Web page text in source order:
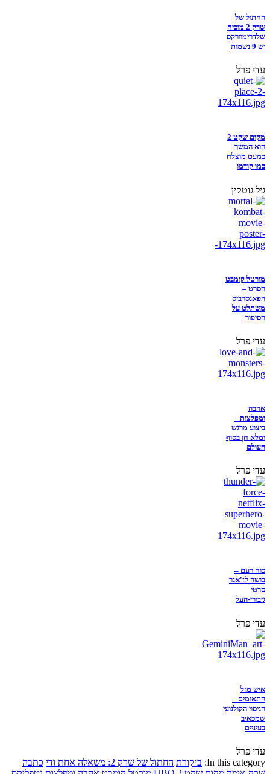
החתול של
שרק 2 מוכיח
שלדרימוורקס
יש 9 נשמות
עדי פרל
מקום שקט 2
הוא המשך
כמעט מוצלח
כמו קודמו
גיל גוטקין
מורטל קומבט
הסרט –
הפאנסרביס
משתלט על
הסיפור
עדי פרל
אהבה
ומפלצות –
ביצוע מרגש
ומלא חן בסוף
העולם
עדי פרל
כוח רעם –
בושה לז'אנר
סרטי
גיבורי-העל
עדי פרל
איש מזל
התאומים –
הניסוי הקולנועי
שמכאיב
בעיניים
עדי פרל
In this category: ביקורת החתול של שרק 2: משאלה אחת ודי
כתבה